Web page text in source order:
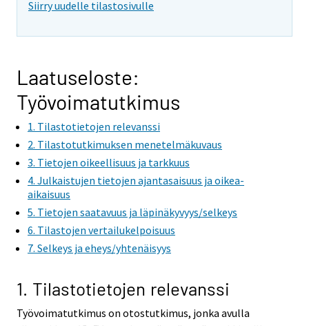
Siirry uudelle tilastosivulle
Laatuseloste:
Työvoimatutkimus
1. Tilastotietojen relevanssi
2. Tilastotutkimuksen menetelmäkuvaus
3. Tietojen oikeellisuus ja tarkkuus
4. Julkaistujen tietojen ajantasaisuus ja oikea-
aikaisuus
5. Tietojen saatavuus ja läpinäkyvyys/selkeys
6. Tilastojen vertailukelpoisuus
7. Selkeys ja eheys/yhtenäisyys
1. Tilastotietojen relevanssi
Työvoimatutkimus on otostutkimus, jonka avulla